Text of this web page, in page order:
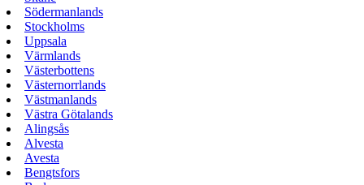
Södermanlands
Stockholms
Uppsala
Värmlands
Västerbottens
Västernorrlands
Västmanlands
Västra Götalands
Alingsås
Alvesta
Avesta
Bengtsfors